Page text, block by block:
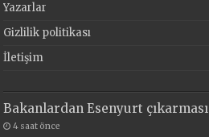
Yazarlar
Gizlilik politikası
İletişim
Bakanlardan Esenyurt çıkarması
4 saat önce